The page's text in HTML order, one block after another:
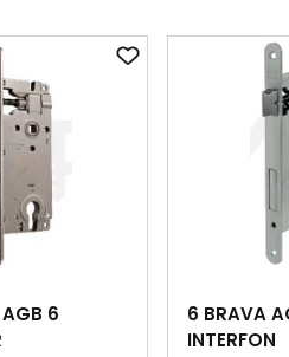
6
6 BRAVA
INTERFON